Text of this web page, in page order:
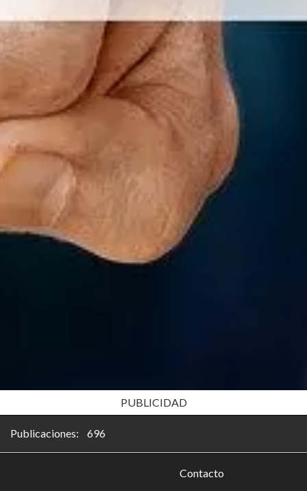
PUBLICIDAD
Publicaciones: 696
Contacto